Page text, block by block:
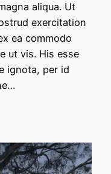
aliqua. Ut
exercitation
ea commodo
ut vis. His esse
ignota, per id